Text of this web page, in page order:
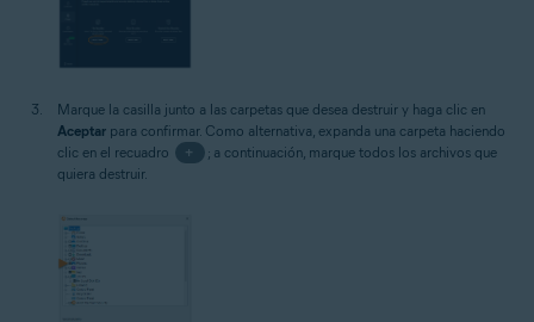
Marque la casilla junto a las carpetas que desea destruir y haga clic en
Aceptar para confirmar. Como alternativa, expanda una carpeta haciendo
clic en el recuadro
+
; a continuación, marque todos los archivos que
quiera destruir.